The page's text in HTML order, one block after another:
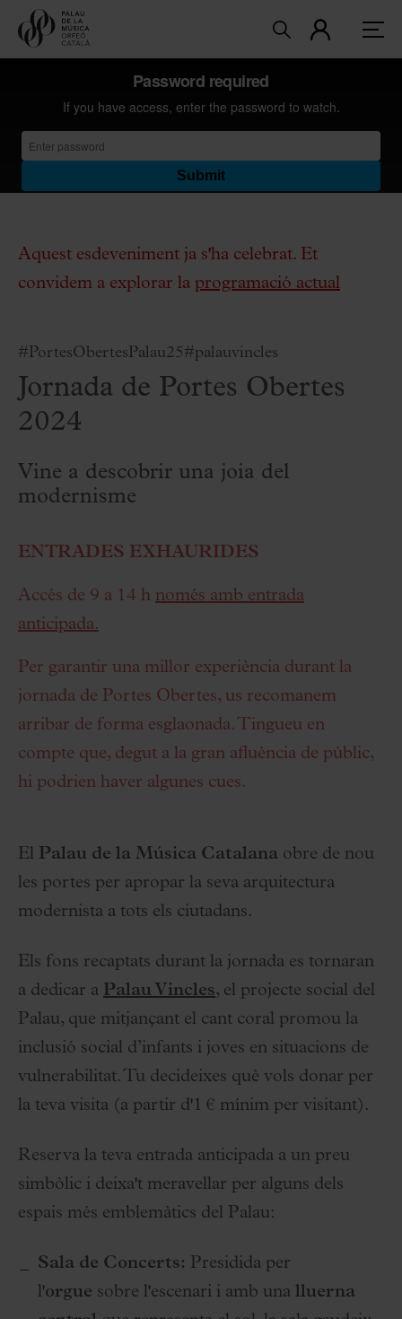
Aquest esdeveniment ja s'ha celebrat. Et
convidem a explorar la programació actual
#PortesObertesPalau25#palauvincles
Jornada de Portes Obertes
2024
Vine a descobrir una joia del
modernisme
ENTRADES EXHAURIDES
Accés de 9 a 14 h només amb entrada
anticipada.
Per garantir una millor experiència durant la
jornada de Portes Obertes, us recomanem
arribar de forma esglaonada. Tingueu en
compte que, degut a la gran afluència de públic,
hi podrien haver algunes cues.
El Palau de la Música Catalana obre de nou
les portes per apropar la seva arquitectura
modernista a tots els ciutadans.
Els fons recaptats durant la jornada es tornaran
a dedicar a Palau Vincles, el projecte social del
Palau, que mitjançant el cant coral promou la
inclusió social d’infants i joves en situacions de
vulnerabilitat. Tu decideixes què vols donar per
la teva visita (a partir d'1 € mínim per visitant).
Reserva la teva entrada anticipada a un preu
simbòlic i deixa't meravellar per alguns dels
espais més emblemàtics del Palau:
Sala de Concerts: Presidida per
l'orgue sobre l'escenari i amb una lluerna